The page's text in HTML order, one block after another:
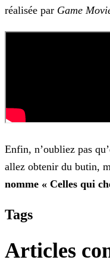
réalisée par Game
Enfin, n’oubliez pas
allez obtenir du butin,
nomme « Celles qui
Tags
Articles